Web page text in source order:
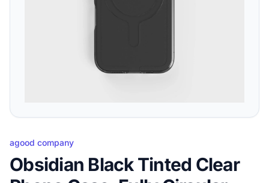
agood company
Obsidian Black Tinted Clear